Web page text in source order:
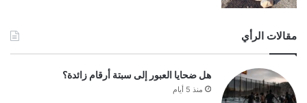
مقالات الرأي
هل ضحايا العبور إلى سبتة أرقام زائدة؟
منذ 5 أيام